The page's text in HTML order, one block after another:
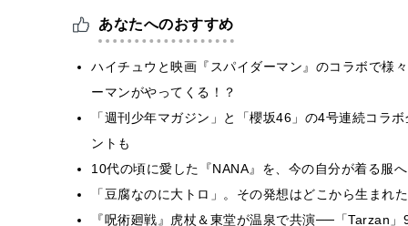
あなたへのおすすめ
ハイチュウと映画『スパイダーマン』のコラボで様
ーマンがやってくる！？
「週刊少年マガジン」と「櫻坂46」の4号連続コラ
ントも
10代の頃に愛した『NANA』を、今の自分が着る服
「豆腐なのに大トロ」。その発想はどこから生まれ
『呪術廻戦』虎杖＆東堂が温泉で共演──「Tarzan